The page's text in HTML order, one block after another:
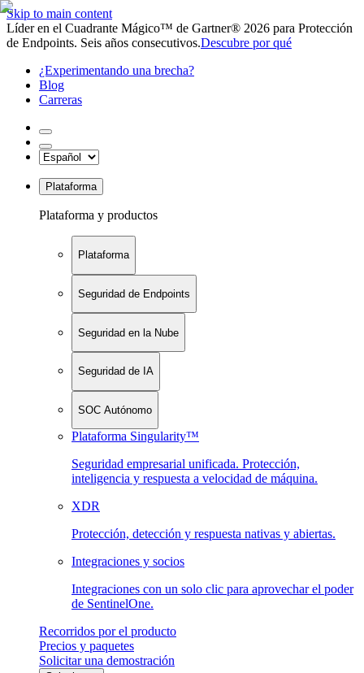
Skip to main content
Líder en el Cuadrante Mágico™ de Gartner® 2026 para Protección
de Endpoints. Seis años consecutivos.Descubre por qué
¿Experimentando una brecha?
Blog
Carreras
Plataforma
Plataforma y productos
Plataforma
Seguridad de Endpoints
Seguridad en la Nube
Seguridad de IA
SOC Autónomo
Plataforma Singularity™
Seguridad empresarial unificada. Protección,
inteligencia y respuesta a velocidad de máquina.
XDR
Protección, detección y respuesta nativas y abiertas.
Integraciones y socios
Integraciones con un solo clic para aprovechar el poder
de SentinelOne.
Recorridos por el producto
Precios y paquetes
Solicitar una demostración